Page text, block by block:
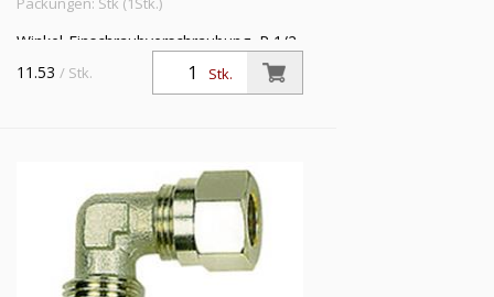
Winkel-Einschraubverschraubung, R 1/2
a., Rohr-Außen-Ø 15 mm, SW 17,
Betriebsdruck max. 60 bar, Temperatur
Stk.
11.53 / Stk.